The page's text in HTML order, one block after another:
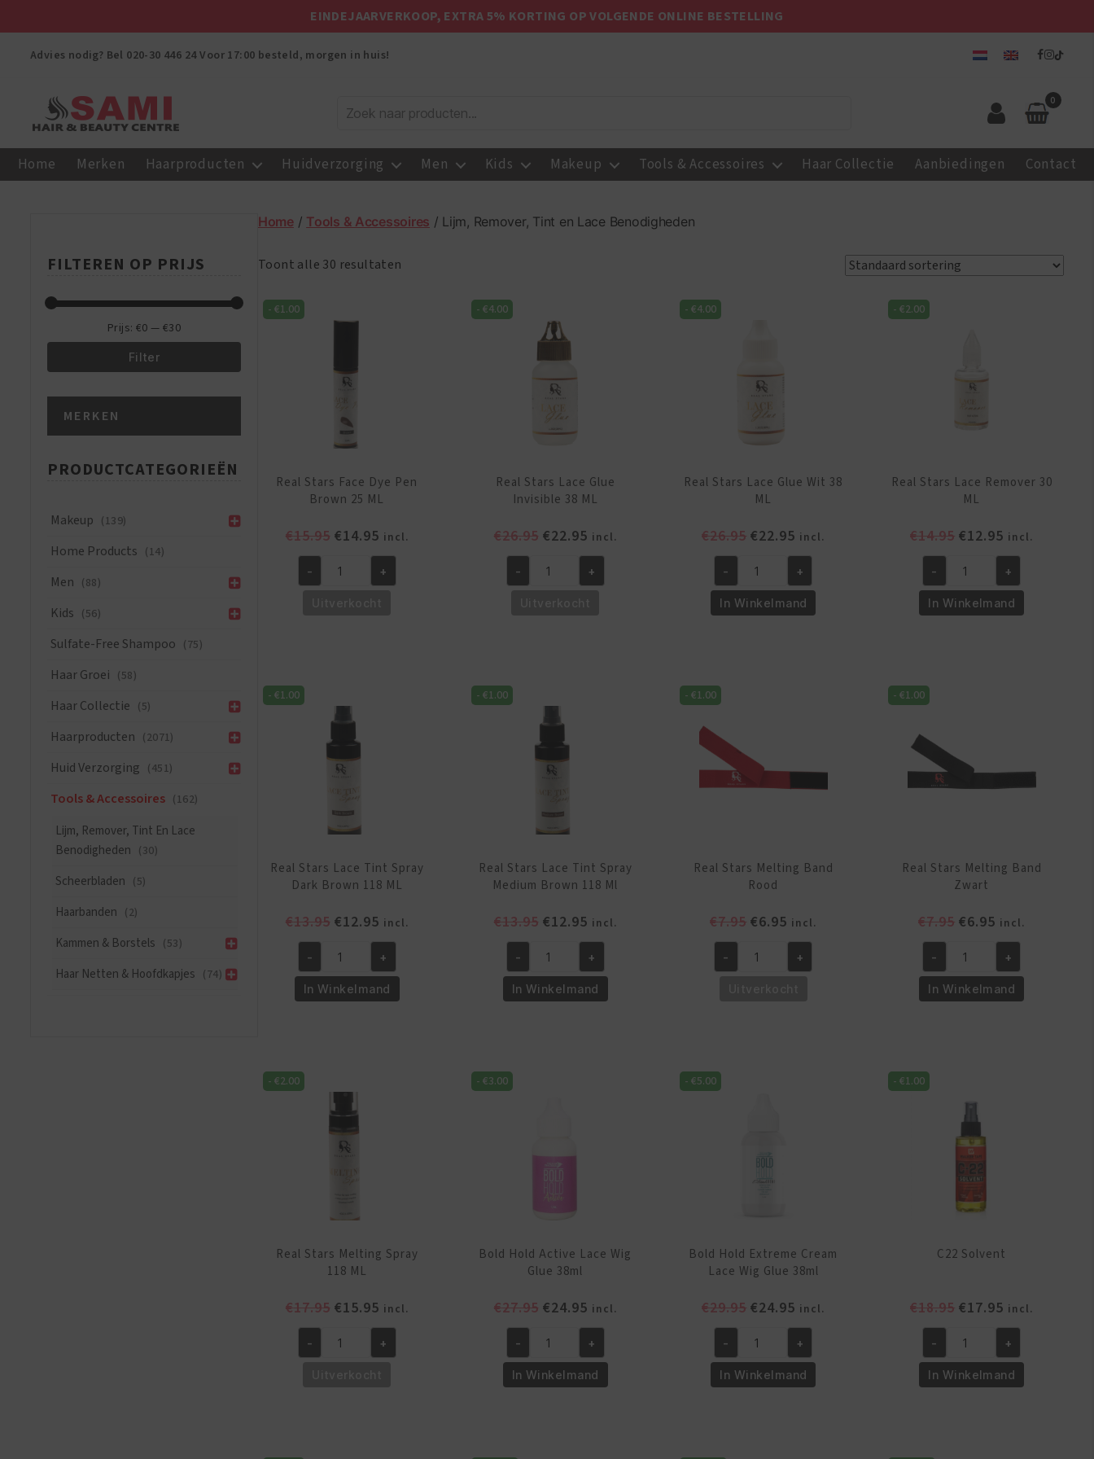
EINDEJAARVERKOOP, EXTRA 5% KORTING OP VOLGENDE ONLINE BESTELLING
Advies nodig? Bel 020-30 446 24 Voor 17:00 besteld, morgen in huis!
Hair
0
Home Merken Haarproducten Huidverzorging Men Kids Makeup Tools & Accessoires Haar Collectie Aanbiedingen Contact
FILTEREN OP PRIJS
Filter
Prijs: €0 — €30
MERKEN
PRODUCTCATEGORIEËN
Makeup (139)
Home Products (14)
Men (88)
Kids (56)
Sulfate-Free Shampoo (75)
Haar Groei (58)
Haar Collectie (5)
Haarproducten (2071)
Huid Verzorging (451)
Tools & Accessoires (162)
Lijm, Remover, Tint En Lace
Benodigheden (30)
Scheerbladen (5)
Haarbanden (2)
Kammen & Borstels (53)
Haar Netten & Hoofdkapjes (74)
Home/ Tools & Accessoires / Lijm, Remover, Tint en Lace Benodigheden
Toont alle 30 resultaten
- €1.00
Real Stars Face Dye Pen
Brown 25 ML
€15.95 Oorspronkelijke
was:
€14.95Huidige
prijs
is:
incl.
25
aantal
- +
- €4.00
Real Stars Lace Glue
Invisible 38 ML
€26.95 Oorspronkelijke
was:
€22.95Huidige
prijs
is:
incl.
ML
- +
- €4.00
Real Stars Lace Glue Wit 38
ML
€26.95 Oorspronkelijke
was:
€26.95.
€22.95 Huidige
prijs
is:
€22.95.
incl.
Stars
Lace
ML
- +
In Winkelmand
- €2.00
Real Stars Lace Remover 30
ML
€14.95 Oorspronkelijke
was:
€14.95.
€12.95 Huidige
prijs
is:
€12.95.
incl.
Stars
Lace
aantal
- +
In Winkelmand
- €1.00
Real Stars Lace Tint Spray
Dark Brown 118 ML
€13.95 Oorspronkelijke
was:
€13.95.
€12.95Huidige
prijs
is:
€12.95.
incl.
Stars
Lace
Brown
- +
In Winkelmand
- €1.00
Real Stars Lace Tint Spray
Medium Brown 118 Ml
€13.95 Oorspronkelijke
was:
€13.95.
€12.95Huidige
prijs
is:
€12.95.
incl.
Stars
Lace
Brown
- +
In Winkelmand
- €1.00
Real Stars Melting Band
Rood
€7.95 Oorspronkelijke
was:
€6.95 Huidige
prijs
is:
incl.
- +
- €1.00
Real Stars Melting Band
Zwart
€7.95 Oorspronkelijke
was:
€7.95.
€6.95 Huidige
prijs
is:
€6.95.
incl.
Stars
Melting
- +
In Winkelmand
- €2.00
Real Stars Melting Spray
118 ML
€17.95 Oorspronkelijke
was:
€15.95Huidige
prijs
is:
incl.
- +
- €3.00
Bold Hold Active Lace Wig
Glue 38ml
€27.95 Oorspronkelijke
was:
€27.95.
€24.95Huidige
prijs
is:
€24.95.
incl.
Hold
Active
- +
In Winkelmand
- €5.00
Bold Hold Extreme Cream
Lace Wig Glue 38ml
€29.95 Oorspronkelijke
was:
€29.95.
€24.95 Huidige
prijs
is:
€24.95.
incl.
Hold
Extreme
- +
In Winkelmand
- €1.00
C22 Solvent
€18.95 Oorspronkelijke
was:
€18.95.
€17.95 Huidige
prijs
is:
€17.95.
incl.
Solvent
aantal
- +
In Winkelmand